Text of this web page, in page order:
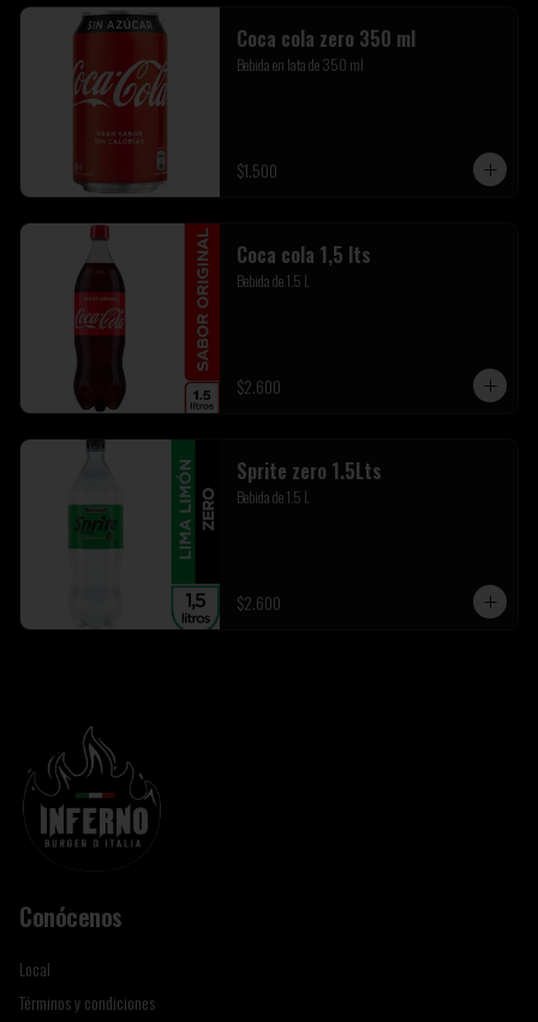
Coca cola zero 350 ml
Bebida en lata de 350 ml
$1.500
Coca cola 1,5 lts
Bebida de 1.5 L
$2.600
Sprite zero 1.5Lts
Bebida de 1.5 L
$2.600
Conócenos
Local
Términos y condiciones